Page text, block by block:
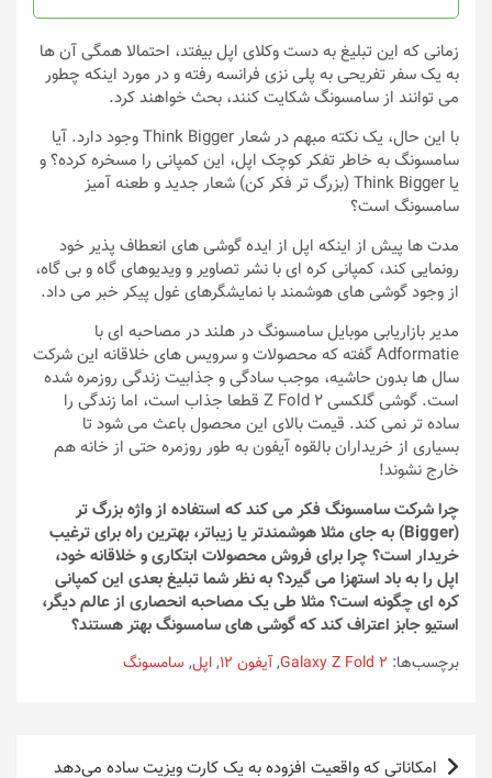
محصول
شوند
محصول
انتخاب
شوند
زمانی که این تبلیغ به دست وکلای اپل بیفتد، احتمالا همگی آن ها
به یک سفر تفریحی به پلی نزی فرانسه رفته و در مورد اینکه چطور
می توانند از سامسونگ شکایت کنند، بحث خواهند کرد.
با این حال، یک نکته مبهم در شعار Think Bigger وجود دارد. آیا
سامسونگ به خاطر تفکر کوچک اپل، این کمپانی را مسخره کرده؟ و
یا Think Bigger (بزرگ تر فکر کن) شعار جدید و طعنه آمیز
سامسونگ است؟
مدت ها پیش از اینکه اپل از ایده گوشی های انعطاف پذیر خود
رونمایی کند، کمپانی کره ای با نشر تصاویر و ویدیوهای گاه و بی گاه،
از وجود گوشی های هوشمند با نمایشگرهای غول پیکر خبر می داد.
مدیر بازاریابی موبایل سامسونگ در هلند در مصاحبه ای با
Adformatie گفته که محصولات و سرویس های خلاقانه این شرکت
سال ها بدون حاشیه، موجب سادگی و جذابیت زندگی روزمره شده
است. گوشی گلکسی Z Fold 2 قطعا جذاب است، اما زندگی را
ساده تر نمی کند. قیمت بالای این محصول باعث می شود تا
بسیاری از خریداران بالقوه آیفون به طور روزمره حتی از خانه هم
خارج نشوند!
چرا شرکت سامسونگ فکر می کند که استفاده از واژه بزرگ تر
(Bigger) به جای مثلا هوشمندتر یا زیباتر، بهترین راه برای ترغیب
خریدار است؟ چرا برای فروش محصولات ابتکاری و خلاقانه خود،
اپل را به باد استهزا می گیرد؟ به نظر شما تبلیغ بعدی این کمپانی
کره ای چگونه است؟ مثلا طی یک مصاحبه انحصاری از عالم دیگر،
استیو جابز اعتراف کند که گوشی های سامسونگ بهتر هستند؟
برچسب‌ها: Galaxy Z Fold 2
,آیفون 12 ,اپل, سامسونگ
راهبری
امکاناتی که واقعیت افزوده به یک کارت ویزیت ساده می‌دهد